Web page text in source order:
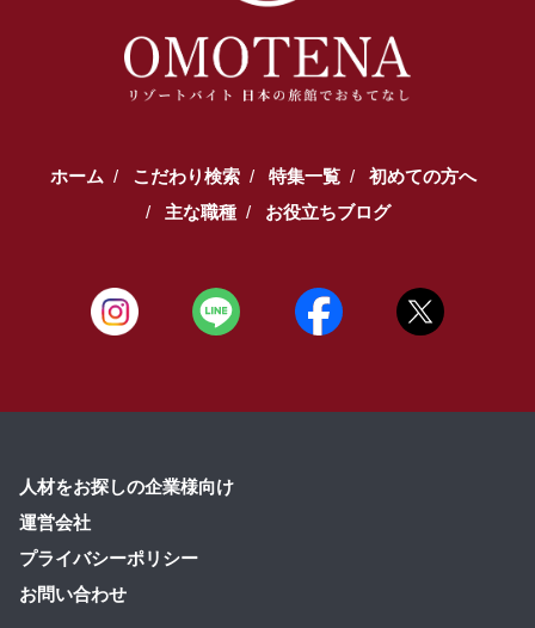
ホーム こだわり検索 特集一覧
初めての方へ
主な職種
お役立ちブログ
人材をお探しの企業様向け
運営会社
プライバシーポリシー
お問い合わせ